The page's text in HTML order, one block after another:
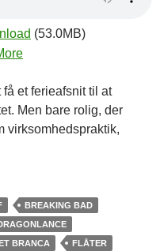
(53.0MB)
et ferieafsnit til at
Men bare rolig, der
virksomhedspraktik,
BREAKING BAD
BRANCA
FLÅTER